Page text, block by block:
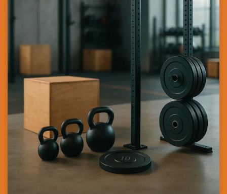
Lo que recibirá al unirse a nosotros
Precios competitivos